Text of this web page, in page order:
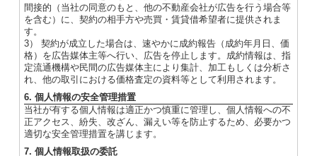
間接的（当社の同意のもと、他の不動産会社が広告を行う場合等
を含む）に、契約の相手方や売買・賃貸借希望者に提供されま
す。
3） 契約が成立した場合は、速やかに成約報告（成約年月日、価
格）を広告媒体主等へ行い、広告を停止します。成約情報は、指
定流通機構や民間の広告媒体主により集計、加工もしくは分析さ
れ、他の取引における価格査定の資料等として利用されます。
6. 個人情報の安全管理措置
当社が有する個人情報は適正かつ慎重に管理し、個人情報への不
正アクセス、紛失、改ざん、漏えい等を防止するため、必要かつ
適切な安全管理措置を講じます。
7. 個人情報取扱の委託